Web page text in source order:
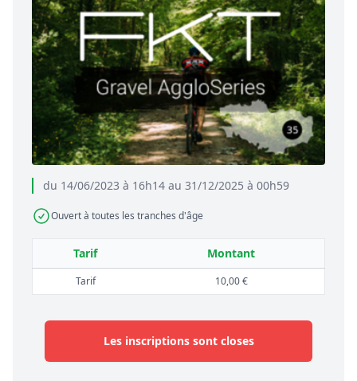
du 14/06/2023 à 16h14 au 31/12/2025 à 00h59
Ouvert à toutes les tranches d'âge
Tarif Montant
Tarif 10,00 €
Les inscriptions sont closes